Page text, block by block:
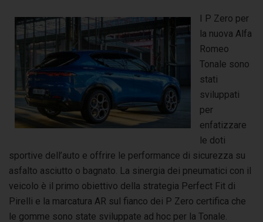
I P Zero per
la nuova Alfa
Romeo
Tonale sono
stati
sviluppati
per
enfatizzare
le doti
sportive dell’auto e offrire le performance di sicurezza su
asfalto asciutto o bagnato. La sinergia dei pneumatici con il
veicolo è il primo obiettivo della strategia Perfect Fit di
Pirelli e la marcatura AR sul fianco dei P Zero certifica che
le gomme sono state sviluppate ad hoc per la Tonale.